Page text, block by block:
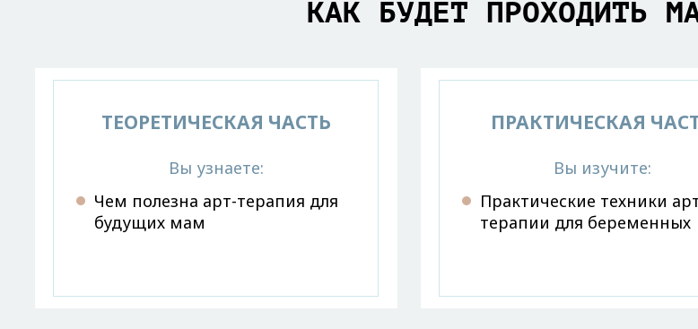
КАК БУДЕТ ПРОХОДИТЬ
ТЕОРЕТИЧЕСКАЯ ЧАСТЬ
Вы узнаете:
Чем полезна арт-терапия для
будущих мам
ПРАКТИЧЕСКАЯ
Вы изучите:
Практические техники
терапии для беременных